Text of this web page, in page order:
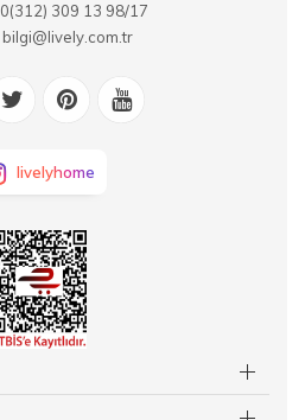
0(312) 309 13 98/17
bilgi@lively.com.tr
livelyhome